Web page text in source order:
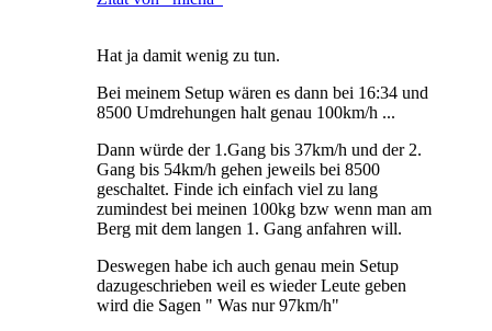
Hat ja damit wenig zu tun.
Bei meinem Setup wären es dann bei 16:34 und
8500 Umdrehungen halt genau 100km/h ...
Dann würde der 1.Gang bis 37km/h und der 2.
Gang bis 54km/h gehen jeweils bei 8500
geschaltet. Finde ich einfach viel zu lang
zumindest bei meinen 100kg bzw wenn man am
Berg mit dem langen 1. Gang anfahren will.
Deswegen habe ich auch genau mein Setup
dazugeschrieben weil es wieder Leute geben
wird die Sagen " Was nur 97km/h"